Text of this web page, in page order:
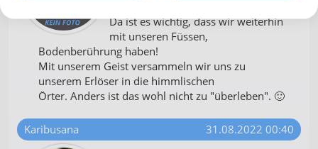
Da ist es wichtig, dass wir weiterhin
mit unseren Füssen,
Bodenberührung haben!
Mit unserem Geist versammeln wir uns zu
unserem Erlöser in die himmlischen
Örter. Anders ist das wohl nicht zu "überleben". 🙂
Karibusana
31.08.2022 00:40